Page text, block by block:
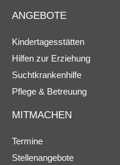
ANGEBOTE
Kindertagesstätten
Hilfen zur Erziehung
Suchtkrankenhilfe
Pflege & Betreuung
MITMACHEN
Termine
Stellenangebote